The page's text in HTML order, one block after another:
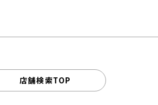
店舗検索TOP